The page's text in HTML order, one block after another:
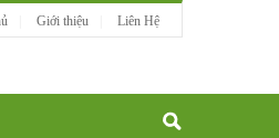
Giới thiệu Liên Hệ